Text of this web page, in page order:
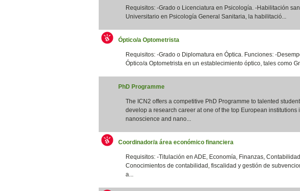
Requisitos: -Grado o Licenciatura en Psicología. -Habilitación
Universitario en Psicología General Sanitaria, la habilitació...
Óptico/a Optometrista
Requisitos: -Grado o Diplomatura en Óptica. Funciones: -
Óptico/a Optometrista en un establecimiento óptico, tales como
PhD Programme
The ICN2 offers a competitive PhD Programme to talented
develop a research career at one of the top European institutions
nanoscience and nano...
Coordinador/a área económico financiera
Requisitos: -Titulación en ADE, Economía, Finanzas,
Conocimientos de contabilidad, fiscalidad y gestión de
a...